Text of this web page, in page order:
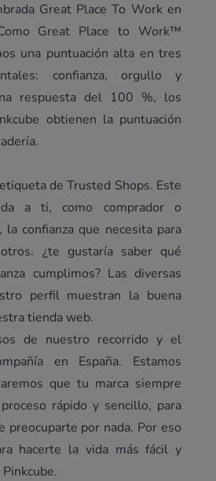
Great Place To Work en
Great Place to Work™
una puntuación alta en tres
confianza, orgullo y
respuesta del 100 %, los
obtienen la puntuación
de Trusted Shops. Este
a ti, como comprador o
confianza que necesita para
¿te gustaría saber qué
cumplimos? Las diversas
perfilmuestran la buena
tienda web.
de nuestro recorrido y el
en España. Estamos
que tu marca siempre
rápido y sencillo, para
preocuparte por nada. Por eso
hacerte la vida más fácil y